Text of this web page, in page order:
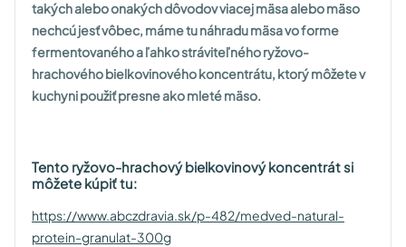
takých alebo onakých dôvodov viacej mäsa alebo mäso
nechcú jesť vôbec, máme tu náhradu mäsa vo forme
fermentovaného a ľahko stráviteľného ryžovo-
hrachového bielkovinového koncentrátu, ktorý môžete v
kuchyni použiť presne ako mleté mäso.
Tento ryžovo-hrachový bielkovinový koncentrát si
môžete kúpiť tu:
https://www.abczdravia.sk/p-482/medved-natural-
protein-granulat-300g